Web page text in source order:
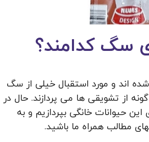
سگ کدامند؟
اند و مورد استقبال خیلی از سگ
از تشویقی ها می پردازند. حال در
حیوانات خانگی بپردازیم و به
مطالب همراه ما باشید.